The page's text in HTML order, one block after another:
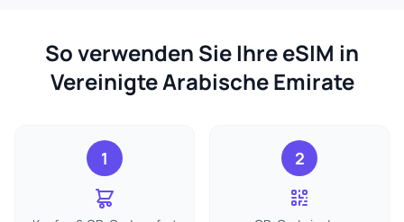
So verwenden Sie Ihre eSIM in
Vereinigte Arabische Emirate
1 2